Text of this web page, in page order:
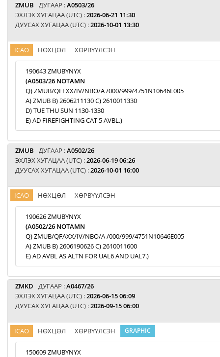
ZMUB ДУГААР :A0503/26
ЭХЛЭХ ХУГАЦАА (UTC) :2026-06-21 11:30
ДУУСАХ ХУГАЦАА (UTC) :2026-10-01 13:30
ICAO НӨХЦӨЛ ХӨРВҮҮЛСЭН
190643 ZMUBYNYX
(A0503/26 NOTAMN
Q) ZMUB/QFFXX/IV/NBO/A /000/999/4751N10646E005
A) ZMUB B) 2606211130 C) 2610011330
D) TUE THU SUN 1130-1330
E) AD FIREFIGHTING CAT 5 AVBL.)
ZMUB ДУГААР :A0502/26
ЭХЛЭХ ХУГАЦАА (UTC) :2026-06-19 06:26
ДУУСАХ ХУГАЦАА (UTC) :2026-10-01 16:00
ICAO НӨХЦӨЛ ХӨРВҮҮЛСЭН
190626 ZMUBYNYX
(A0502/26 NOTAMN
Q) ZMUB/QFAXX/IV/NBO/A /000/999/4751N10646E005
A) ZMUB B) 2606190626 C) 2610011600
E) AD AVBL AS ALTN FOR UAL6 AND UAL7.)
ZMKD ДУГААР :A0467/26
ЭХЛЭХ ХУГАЦАА (UTC) :2026-06-15 06:09
ДУУСАХ ХУГАЦАА (UTC) :2026-09-15 06:00
ICAO НӨХЦӨЛ ХӨРВҮҮЛСЭН GRAPHIC
150609 ZMUBYNYX